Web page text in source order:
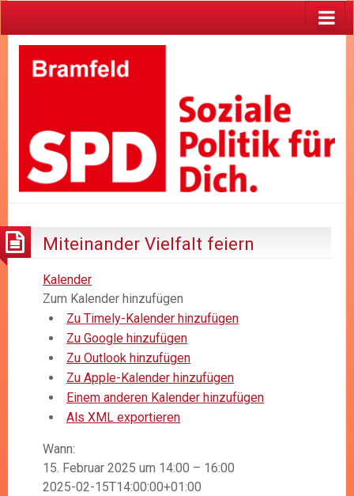
Miteinander Vielfalt feiern
Kalender
Zum Kalender hinzufügen
Zu Timely-Kalender hinzufügen
Zu Google hinzufügen
Zu Outlook hinzufügen
Zu Apple-Kalender hinzufügen
Einem anderen Kalender hinzufügen
Als XML exportieren
Wann:
15. Februar 2025 um 14:00 – 16:00
2025-02-15T14:00:00+01:00